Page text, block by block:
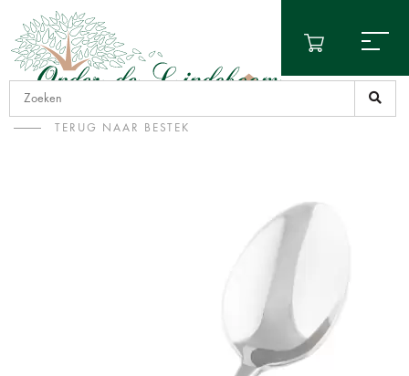
TERUG NAAR BESTEK